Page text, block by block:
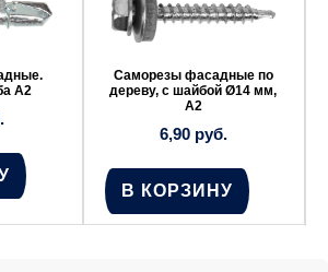
по
Ø14 мм,
Саморезы фасадные для
жестяных перекрытий оц.